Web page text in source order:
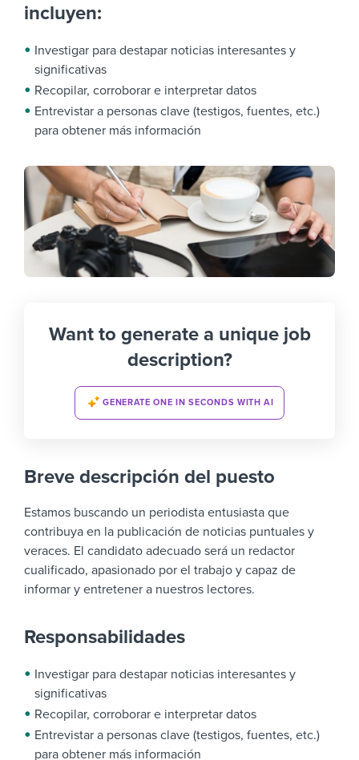
incluyen:
Investigar para destapar noticias interesantes y
significativas
Recopilar, corroborar e interpretar datos
Entrevistar a personas clave (testigos, fuentes, etc.)
para obtener más información
Want to generate a unique job
description?
GENERATE ONE IN SECONDS WITH AI
Breve descripción del puesto
Estamos buscando un periodista entusiasta que
contribuya en la publicación de noticias puntuales y
veraces. El candidato adecuado será un redactor
cualificado, apasionado por el trabajo y capaz de
informar y entretener a nuestros lectores.
Responsabilidades
Investigar para destapar noticias interesantes y
significativas
Recopilar, corroborar e interpretar datos
Entrevistar a personas clave (testigos, fuentes, etc.)
para obtener más información